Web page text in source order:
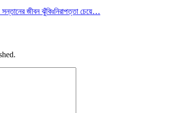
জীবন ঝুঁকিঃনিরাপত্তা চেয়ে…